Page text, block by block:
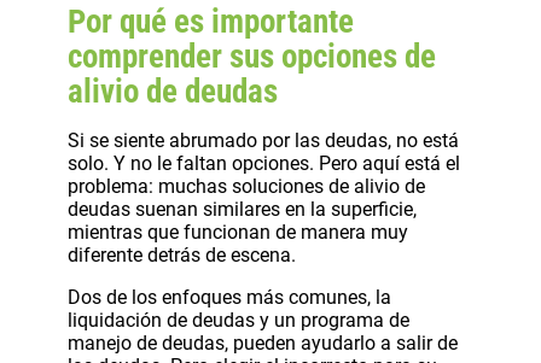
Por qué es importante
comprender sus opciones de
alivio de deudas
Si se siente abrumado por las deudas, no está
solo. Y no le faltan opciones. Pero aquí está el
problema: muchas soluciones de alivio de
deudas suenan similares en la superficie,
mientras que funcionan de manera muy
diferente detrás de escena.
Dos de los enfoques más comunes, la
liquidación de deudas y un programa de
manejo de deudas, pueden ayudarlo a salir de